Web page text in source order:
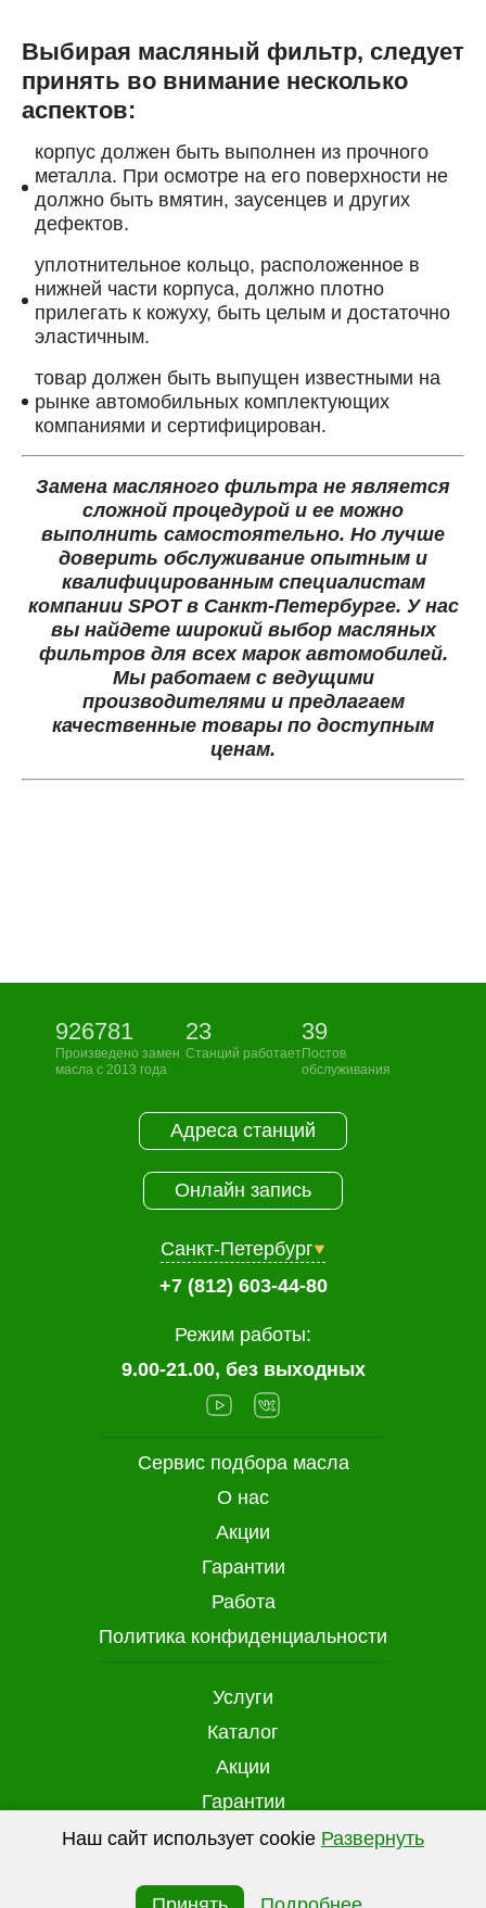
Выбирая масляный фильтр, следует
принять во внимание несколько
аспектов:
корпус должен быть выполнен из прочного
металла. При осмотре на его поверхности не
должно быть вмятин, заусенцев и других
дефектов.
уплотнительное кольцо, расположенное в
нижней части корпуса, должно плотно
прилегать к кожуху, быть целым и достаточно
эластичным.
товар должен быть выпущен известными на
рынке автомобильных комплектующих
компаниями и сертифицирован.
Замена масляного фильтра не является
сложной процедурой и ее можно
выполнить самостоятельно. Но лучше
доверить обслуживание опытным и
квалифицированным специалистам
компании SPOT в Санкт-Петербурге. У нас
вы найдете широкий выбор масляных
фильтров для всех марок автомобилей.
Мы работаем с ведущими
производителями и предлагаем
качественные товары по доступным
ценам.
Наш сайт использует cookie Развернуть
сайта) для персонализации сервисов и
926781
Произведено замен
масла с 2013 года
23
Станций работает
39
Постов
обслуживания
Услуги
Каталог
Акции
Гарантии
Доставка и оплата
Сервис подбора масла
О нас
Акции
Гарантии
Работа
Политика конфиденциальности
Адреса станций
Онлайн запись
Санкт-Петербург
+7 (812) 603-44-80
Режим работы:
9.00-21.00, без выходных